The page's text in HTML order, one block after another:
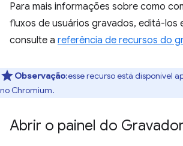
Para mais informações sobre como
fluxos de usuários gravados, editá-los
consulte a referência de recursos do
Observação:esse recurso está disponível
no Chromium.
Abrir o painel do Gravador